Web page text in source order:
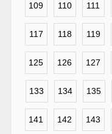
109 110 111
117 118 119
125 126 127
133 134 135
141 142 143